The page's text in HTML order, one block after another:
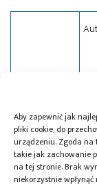
Aby zapewnić jak
pliki cookie, do
urządzeniu. Zgoda
takie jak zachowanie
na tej stronie. Brak
niekorzystnie
Tagi:AVR,
Przeczytaj